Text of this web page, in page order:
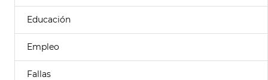
Educación
Empleo
Fallas